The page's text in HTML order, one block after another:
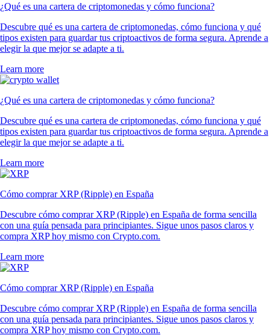
¿Qué es una cartera de criptomonedas y cómo funciona?
Descubre qué es una cartera de criptomonedas, cómo funciona y qué
tipos existen para guardar tus criptoactivos de forma segura. Aprende a
elegir la que mejor se adapte a ti.
Learn more
¿Qué es una cartera de criptomonedas y cómo funciona?
Descubre qué es una cartera de criptomonedas, cómo funciona y qué
tipos existen para guardar tus criptoactivos de forma segura. Aprende a
elegir la que mejor se adapte a ti.
Learn more
Cómo comprar XRP (Ripple) en España
Descubre cómo comprar XRP (Ripple) en España de forma sencilla
con una guía pensada para principiantes. Sigue unos pasos claros y
compra XRP hoy mismo con Crypto.com.
Learn more
Cómo comprar XRP (Ripple) en España
Descubre cómo comprar XRP (Ripple) en España de forma sencilla
con una guía pensada para principiantes. Sigue unos pasos claros y
compra XRP hoy mismo con Crypto.com.